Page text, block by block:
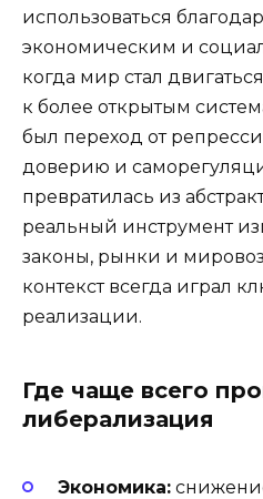
использоваться
экономическим и
когда мир стал
к более открытым
был переход от
доверию и
превратилась из
реальный инструмент
законы, рынки и
контекст всегда играл
реализации.
Где чаще всего
либерализация
Экономика: